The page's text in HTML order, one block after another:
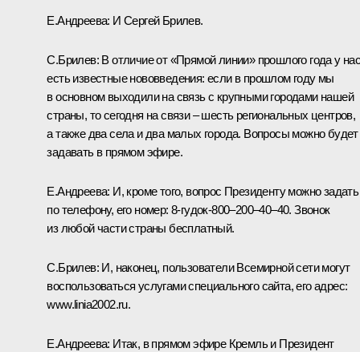
Е.Андреева: И Сергей Брилев.
С.Брилев: В отличие от «Прямой линии» прошлого года у
есть известные нововведения: если в прошлом году мы
в основном выходили на связь с крупными городами нашей
страны, то сегодня на связи – шесть региональных центров,
а также два села и два малых города. Вопросы можно будет
задавать в прямом эфире.
Е.Андреева: И, кроме того, вопрос Президенту можно задать
по телефону, его номер: 8-гудок-800–200–40–40. Звонок
из любой части страны бесплатный.
С.Брилев: И, наконец, пользователи Всемирной сети могут
воспользоваться услугами специального сайта, его адрес:
www.linia2002.ru.
Е.Андреева: Итак, в прямом эфире Кремль и Президент